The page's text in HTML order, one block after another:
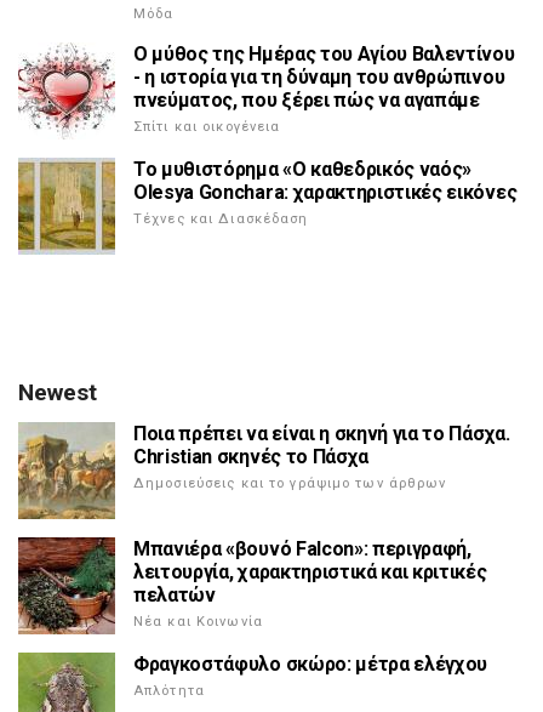
Μόδα
Ο μύθος της Ημέρας του Αγίου Βαλεντίνου
- η ιστορία για τη δύναμη του ανθρώπινου
πνεύματος, που ξέρει πώς να αγαπάμε
Σπίτι και οικογένεια
Το μυθιστόρημα «Ο καθεδρικός ναός»
Olesya Gonchara: χαρακτηριστικές εικόνες
Τέχνες και Διασκέδαση
Newest
Ποια πρέπει να είναι η σκηνή για το Πάσχα.
Christian σκηνές το Πάσχα
Δημοσιεύσεις και το γράψιμο των άρθρων
Μπανιέρα «βουνό Falcon»: περιγραφή,
λειτουργία, χαρακτηριστικά και κριτικές
πελατών
Νέα και Κοινωνία
Φραγκοστάφυλο σκώρο: μέτρα ελέγχου
Απλότητα